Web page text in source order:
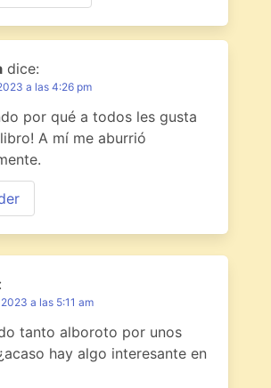
dice:
a las 4:26 pm
por qué a todos les gusta
A mí me aburrió
a las 5:11 am
tanto alboroto por unos
hay algo interesante en